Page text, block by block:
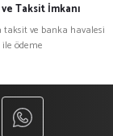
Taksit İmkanı
taksit ve banka havalesi
ile ödeme